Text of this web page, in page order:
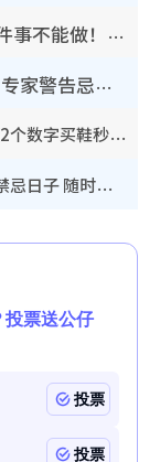
鬼门开2026｜8.13鬼节禁忌 22件事不能做！烧肉、刺身要少食？半夜勿吹口哨/打给个电话
行李清洁｜车轮脏过马桶58倍！专家警告忌用酒精擦 教1招免脏手除菌
New Balance型号密码大公开！看懂2个数字买鞋秒知功能免中伏 附5大热门鞋款
剪头发都要择日？司徒法正提醒3大禁忌日子 随时剪走财运！这日剪发恐“剪寿命”？